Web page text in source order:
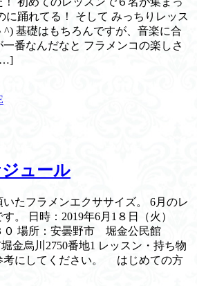
に踊れてる！ そして みっちりレッス
^) 基礎はもちろんですが、音楽に合
番なんだなと フラメンコの楽しさ
ジュール
たフラメンエクササイズ。 6月のレ
す。 日時：2019年6月1８日（火）
０ 場所：安曇野市 堀金公民館
金烏川2750番地1 レッスン・持ち物
考にしてください。 はじめての方